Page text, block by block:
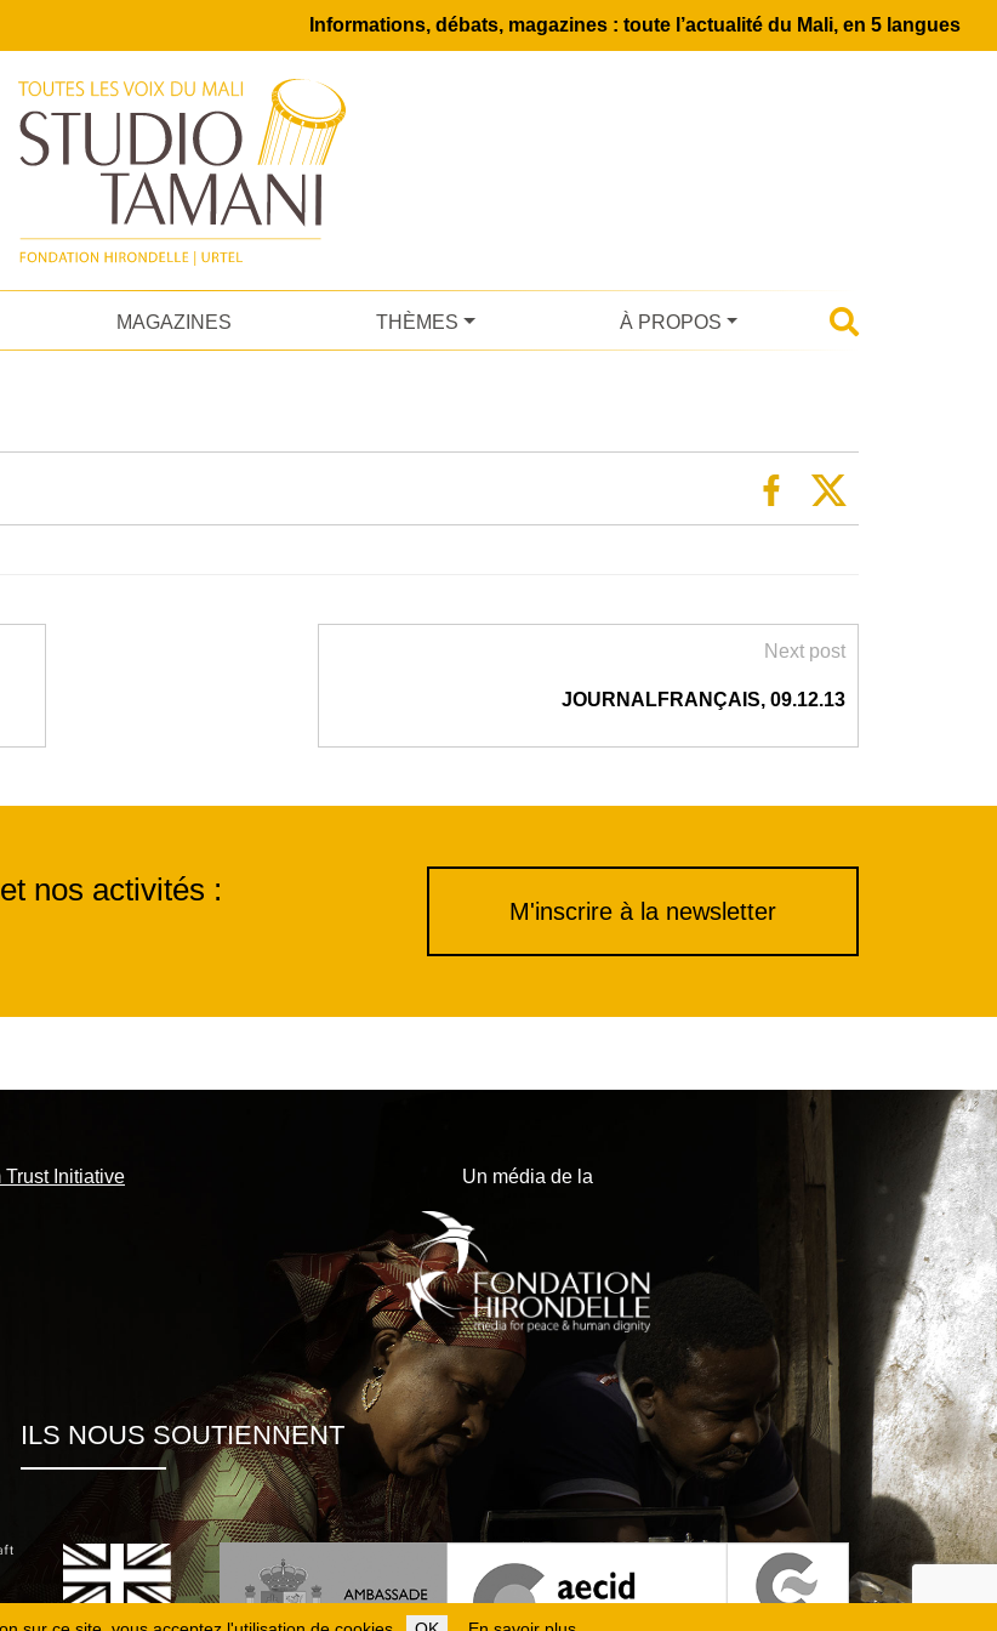
Informations, débats, magazines : toute l’actualité du Mali, en 5 langues
MAGAZINES THÈMES À PROPOS
Next post
JOURNALFRANÇAIS, 09.12.13
nos activités :
M'inscrire à la newsletter
Initiative Un média de la
ILS NOUS SOUTIENNENT